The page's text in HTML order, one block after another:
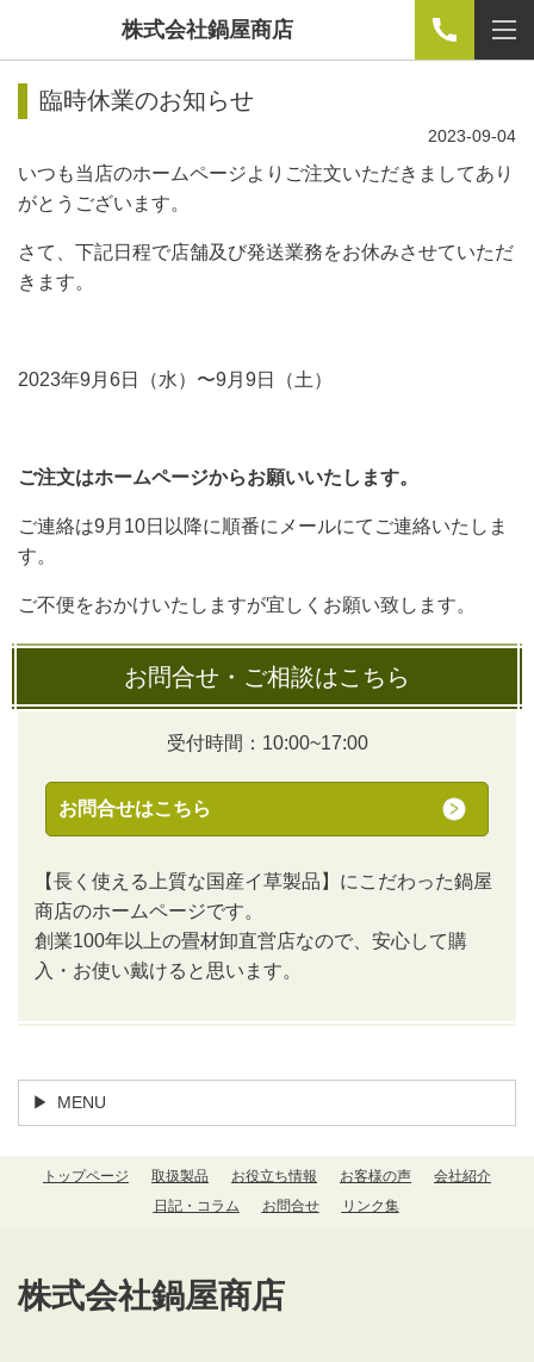
株式会社鍋屋商店
臨時休業のお知らせ
2023-09-04
いつも当店のホームページよりご注文いただきましてあり
がとうございます。
さて、下記日程で店舗及び発送業務をお休みさせていただ
きます。
2023年9月6日（水）〜9月9日（土）
ご注文はホームページからお願いいたします。
ご連絡は9月10日以降に順番にメールにてご連絡いたしま
す。
ご不便をおかけいたしますが宜しくお願い致します。
お問合せ・ご相談はこちら
受付時間：10:00~17:00
お問合せはこちら
【長く使える上質な国産イ草製品】にこだわった鍋屋
商店のホームページです。
創業100年以上の畳材卸直営店なので、安心して購
入・お使い戴けると思います。
MENU
トップページ 取扱製品 お役立ち情報 お客様の声
会社紹介
日記・コラム
お問合せ リンク集
株式会社鍋屋商店